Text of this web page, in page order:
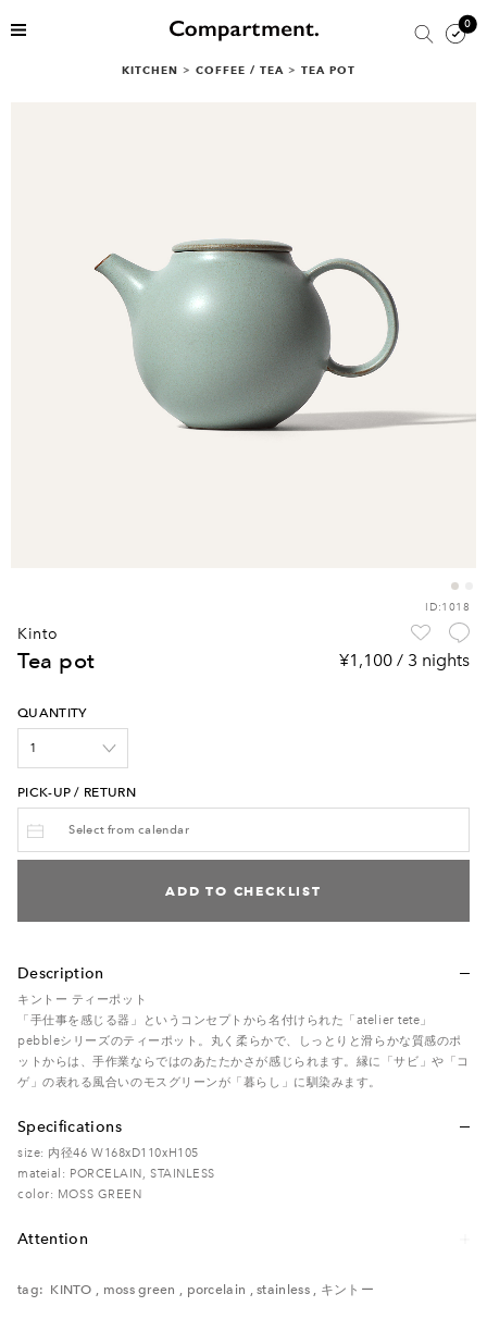
0
KITCHEN > COFFEE / TEA > TEA POT
ID:1018
kinto
tea pot ¥1,100 / 3 nights
QUANTITY
PICK-UP / RETURN
ADD TO CHECKLIST
Description
キントー ティーポット
「手仕事を感じる器」というコンセプトから名付けられた「atelier tete」
pebbleシリーズのティーポット。丸く柔らかで、しっとりと滑らかな質感のポ
ットからは、手作業ならではのあたたかさが感じられます。縁に「サビ」や「コ
ゲ」の表れる風合いのモスグリーンが「暮らし」に馴染みます。
Specifications
size: 内径46 W168xD110xH105
mateial: PORCELAIN, STAINLESS
color: MOSS GREEN
Attention
ださい。
tag: KINTO , moss green , porcelain ,stainless, キントー